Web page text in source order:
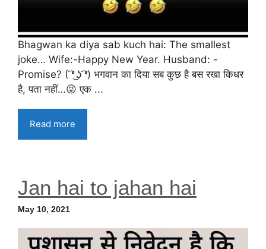
Bhagwan ka diya sab kuch hai: The smallest
joke… Wife:-Happy New Year. Husband: -
Promise? ( ͡❛ ͜ʖ ͡❛) भगवान का दिया सब कुछ है बस रखा किधर
है, पता नहीं…😜 एक ...
Read more
Jan hai to jahan hai
May 10, 2021